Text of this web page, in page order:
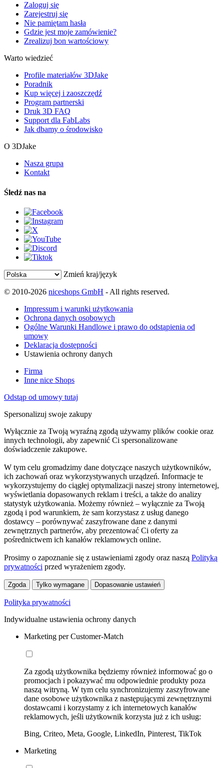
Zaloguj się
Zarejestruj się
Nie pamiętam hasła
Gdzie jest moje zamówienie?
Zrealizuj bon wartościowy
Warto wiedzieć
Profile materiałów 3DJake
Poradnik
Kup więcej i zaoszczędź
Program partnerski
Druk 3D FAQ
Support dla FabLabs
Jak dbamy o środowisko
O 3DJake
Nasza grupa
Kontakt
Śledź nas na
Zmień kraj/język
© 2010-2026 niceshops GmbH - All rights reserved.
Impressum i warunki użytkowania
Ochrona danych osobowych
Ogólne Warunki Handlowe i prawo do odstąpienia od
umowy
Deklaracja dostępności
Ustawienia ochrony danych
Firma
Inne nice Shops
Odstąp od umowy tutaj
Spersonalizuj swoje zakupy
Wyłącznie za Twoją wyraźną zgodą używamy plików cookie oraz
innych technologii, aby zapewnić Ci spersonalizowane
doświadczenie zakupowe.
W tym celu gromadzimy dane dotyczące naszych użytkowników,
ich zachowań oraz wykorzystywanych urządzeń. Informacje te
wykorzystujemy do ciągłej optymalizacji naszej strony internetowej,
wyświetlania dopasowanych reklam i treści, a także do analizy
statystyk użytkowania. Możemy również – wyłącznie za Twoją
zgodą i pod warunkiem, że sam korzystasz z usług danego
dostawcy – porównywać zaszyfrowane dane z danymi
zewnętrznych partnerów, aby prezentować Ci oferty za
pośrednictwem ich kanałów reklamowych online.
Prosimy o zapoznanie się z ustawieniami zgody oraz naszą Polityką
prywatności przed wyrażeniem zgody.
Zgoda Tylko wymagane Dopasowanie ustawień
Polityka prywatności
Indywidualne ustawienia ochrony danych
Marketing per Customer-Match
Za zgodą użytkownika będziemy również informować go o
promocjach i pokazywać mu odpowiednie produkty poza
naszą witryną. W tym celu synchronizujemy zaszyfrowane
dane osobowe użytkownika z następującymi zewnętrznymi
dostawcami i korzystamy z ich internetowych kanałów
reklamowych, jeśli użytkownik korzysta już z ich usług:
Bing, Criteo, Meta, Google, LinkedIn, Pinterest, TikTok
Marketing